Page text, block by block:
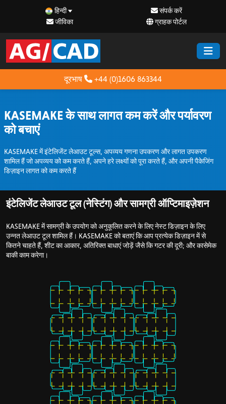
हिन्दी
संपर्क करें
जीविका
ग्राहक पोर्टल
दूरभाष +44 (0)1606 863344
KASEMAKE के साथ लागत कम करें और पर्यावरण
को बचाएं
KASEMAKE में इंटेलिजेंट लेआउट टूल्स, अपव्यय गणना उपकरण और लागत उपकरण
शामिल हैं जो अपव्यय को कम करते हैं, अपने हरे लक्ष्यों को पूरा करते हैं, और अपनी पैकेजिंग
डिज़ाइन लागत को कम करते हैं
इंटेलिजेंट लेआउट टूल (नेस्टिंग) और सामग्री ऑप्टिमाइज़ेशन
KASEMAKE में सामग्री के उपयोग को अनुकूलित करने के लिए नेस्ट डिज़ाइन के लिए
उन्नत लेआउट टूल शामिल हैं। KASEMAKE को बताएं कि आप प्रत्येक डिज़ाइन में से
कितने चाहते हैं, शीट का आकार, अतिरिक्त बाधाएं जोड़ें जैसे कि गटर की दूरी; और कासेमेक
बाकी काम करेगा।